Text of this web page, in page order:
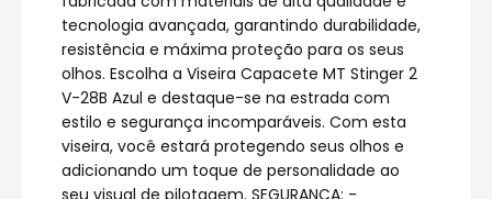
tecnologia avançada, garantindo durabilidade,
resistência e máxima proteção para os seus
olhos. Escolha a Viseira Capacete MT Stinger 2
V-28B Azul e destaque-se na estrada com
estilo e segurança incomparáveis. Com esta
viseira, você estará protegendo seus olhos e
adicionando um toque de personalidade ao
seu visual de pilotagem. SEGURANÇA: -